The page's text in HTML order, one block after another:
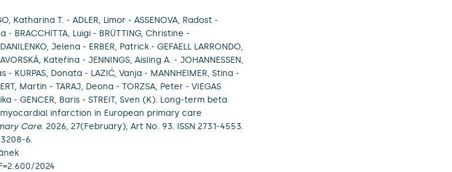
Katharina T. - ADLER, Limor - ASSENOVA, Radost -
- BRACCHITTA, Luigi - BRÜTTING, Christine -
Jelena - ERBER, Patrick - GEFAELL LARRONDO,
Kateřina - JENNINGS, Aisling A. - JOHANNESSEN,
- KURPAS, Donata - LAZIĆ, Vanja - MANNHEIMER, Stina -
Martin - TARAJ, Deona - TORZSA, Peter - VIEGAS
- GENCER, Baris - STREIT, Sven (K). Long-term beta
infarction in European primary care
Care. 2026, 27(February), Art No. 93. ISSN 2731-4553.
6.
2024